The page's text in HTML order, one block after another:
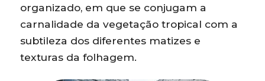
organizado, em que se conjugam a
carnalidade da vegetação tropical com a
subtileza dos diferentes matizes e
texturas da folhagem.